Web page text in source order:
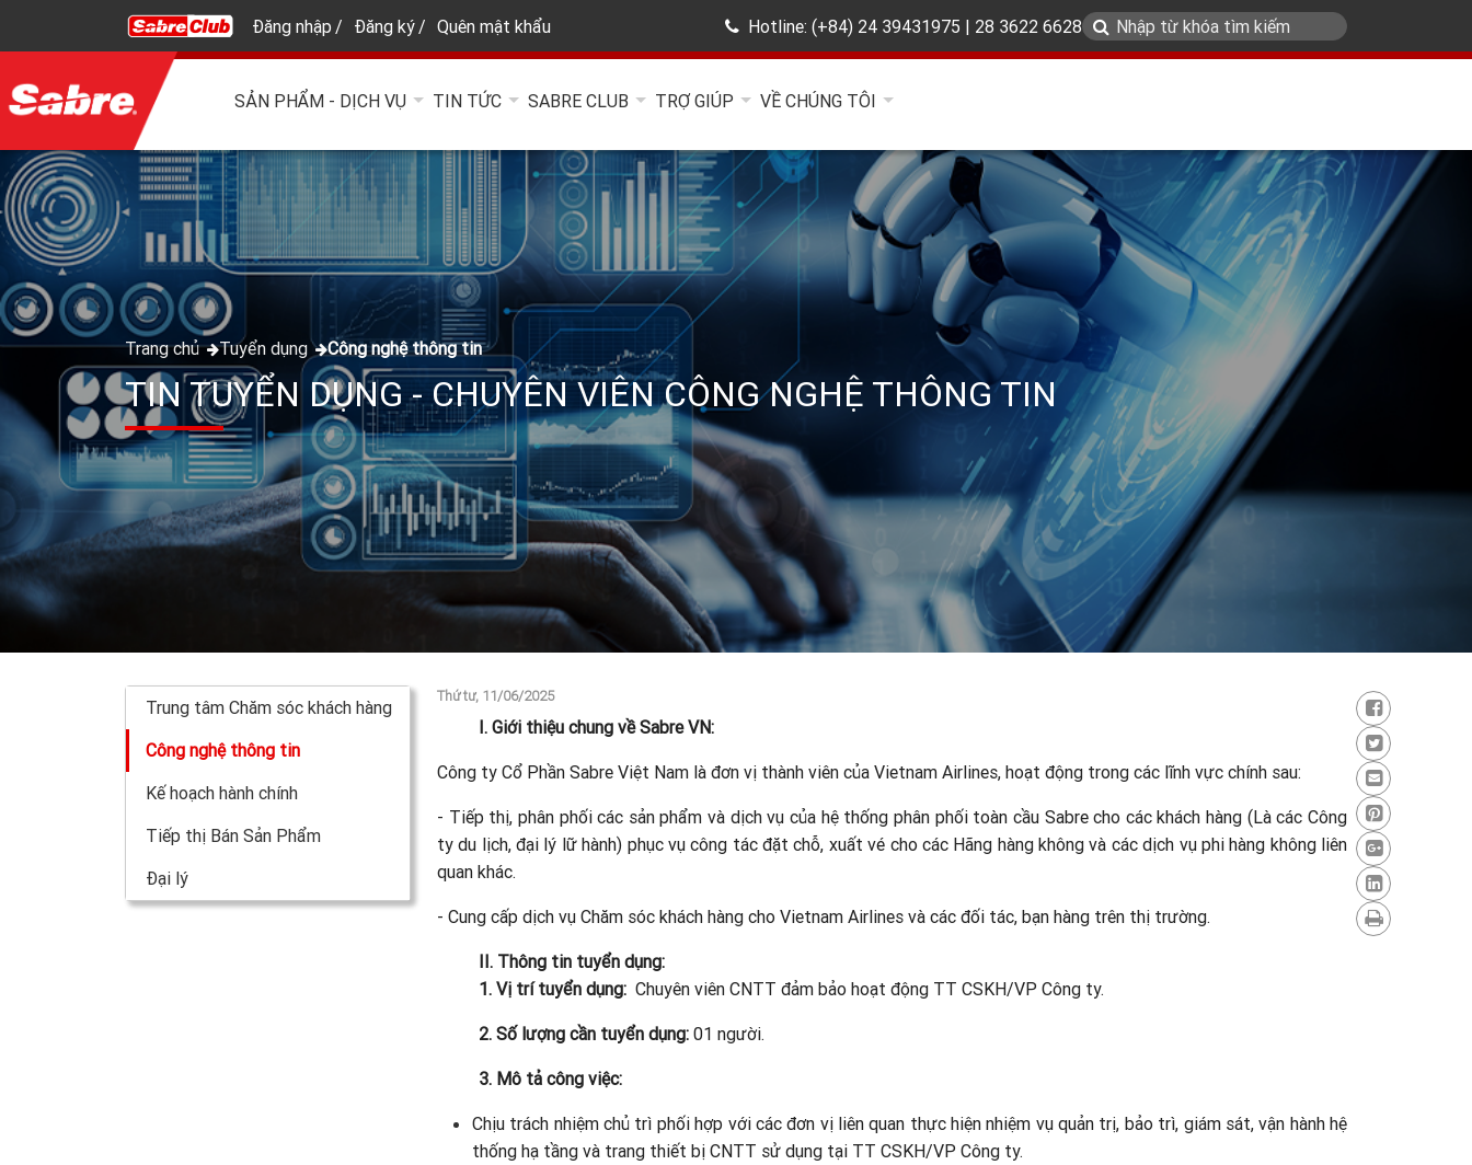
Đăng nhập Đăng ký Quên mật khẩu Hotline: (+84) 24 39431975 | 28 3622 6628
SẢN PHẨM - DỊCH VỤ TIN TỨC SABRE CLUB TRỢ GIÚP VỀ CHÚNG TÔI
Trang chủ Tuyển dụng Công nghệ thông tin
TIN TUYỂN DỤNG - CHUYÊN VIÊN CÔNG NGHỆ THÔNG TIN
Thứ tư, 11/06/2025
I. Giới thiệu chung về Sabre VN:
Công ty Cổ Phần Sabre Việt Nam là đơn vị thành viên của Vietnam Airlines, hoạt động trong các lĩnh vực chính sau:
- Tiếp thị, phân phối các sản phẩm và dịch vụ của hệ thống phân phối toàn cầu Sabre cho các khách hàng (Là các Công
ty du lịch, đại lý lữ hành) phục vụ công tác đặt chỗ, xuất vé cho các Hãng hàng không và các dịch vụ phi hàng không liên
quan khác.
- Cung cấp dịch vụ Chăm sóc khách hàng cho Vietnam Airlines và các đối tác, bạn hàng trên thị trường.
II. Thông tin tuyển dụng:
1. Vị trí tuyển dụng: Chuyên viên CNTT đảm bảo hoạt động TT CSKH/VP Công ty.
2. Số lượng cần tuyển dụng: 01 người.
3. Mô tả công việc:
Chịu trách nhiệm chủ trì phối hợp với các đơn vị liên quan thực hiện nhiệm vụ quản trị, bảo trì, giám sát, vận hành hệ
thống hạ tầng và trang thiết bị CNTT sử dụng tại TT CSKH/VP Công ty.
Trung tâm Chăm sóc khách hàng
Công nghệ thông tin
Kế hoạch hành chính
Tiếp thị Bán Sản Phẩm
Đại lý